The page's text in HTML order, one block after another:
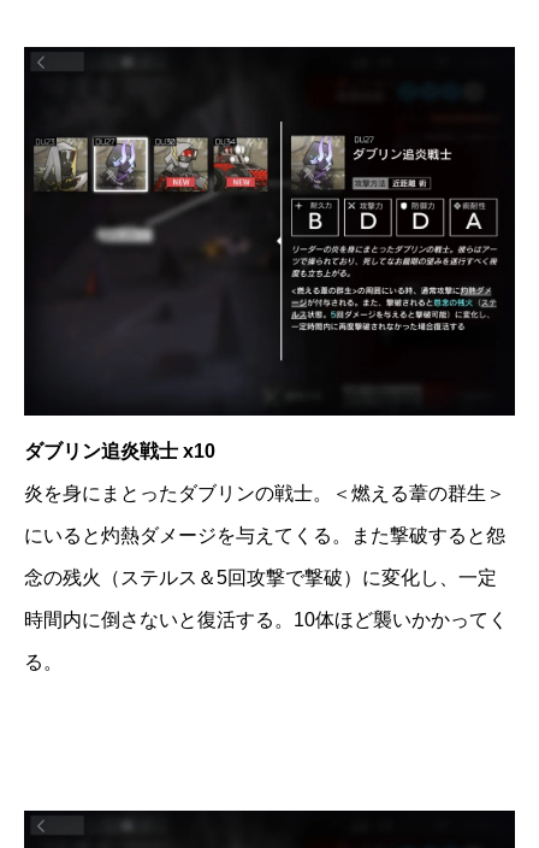
ダブリン追炎戦士 x10
炎を身にまとったダブリンの戦士。＜燃える葦の群生＞
にいると灼熱ダメージを与えてくる。また撃破すると怨
念の残火（ステルス＆5回攻撃で撃破）に変化し、一定
時間内に倒さないと復活する。10体ほど襲いかかってく
る。